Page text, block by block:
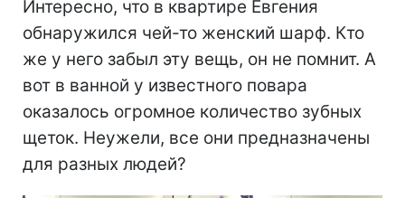
Интересно, что в квартире Евгения
обнаружился чей-то женский шарф. Кто
же у него забыл эту вещь, он не помнит. А
вот в ванной у известного повара
оказалось огромное количество зубных
щеток. Неужели, все они предназначены
для разных людей?